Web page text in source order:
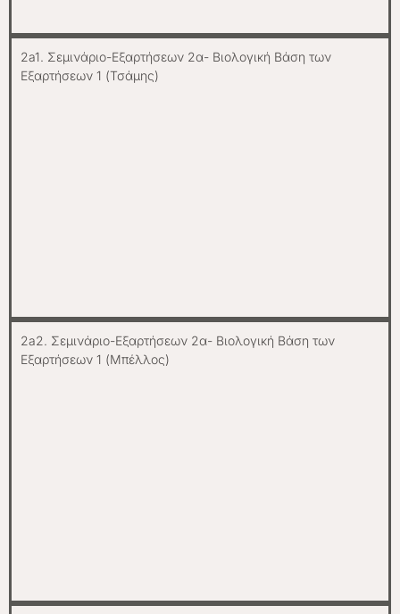
2a1. Σεμινάριο-Εξαρτήσεων 2α- Βιολογική Βάση των
Εξαρτήσεων 1 (Τσάμης)
2a2. Σεμινάριο-Εξαρτήσεων 2α- Βιολογική Βάση των
Εξαρτήσεων 1 (Μπέλλος)